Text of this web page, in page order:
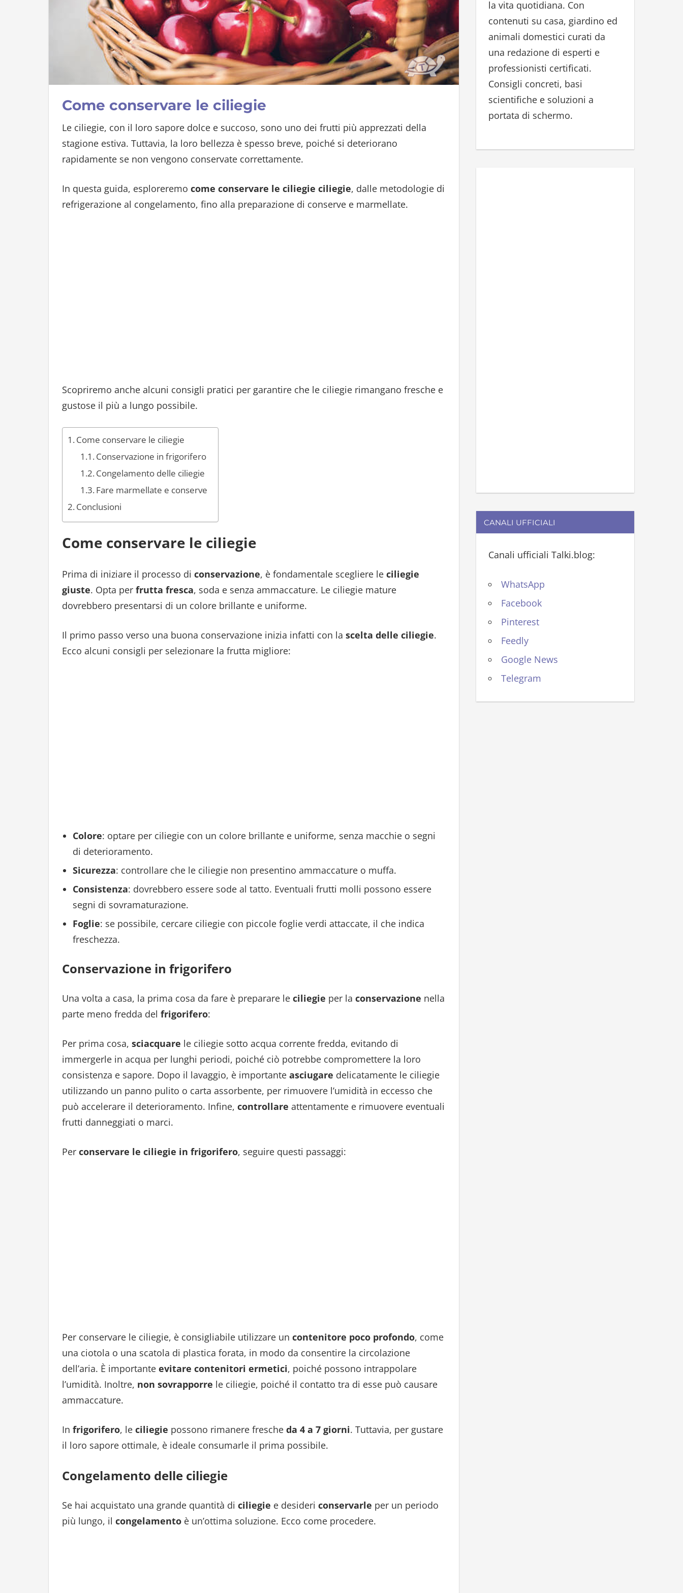
Come conservare le ciliegie
Le ciliegie, con il loro sapore dolce e succoso, sono uno dei frutti più apprezzati della
stagione estiva. Tuttavia, la loro bellezza è spesso breve, poiché si deteriorano
rapidamente se non vengono conservate correttamente.
In questa guida, esploreremo come conservare le ciliegie ciliegie, dalle metodologie di
refrigerazione al congelamento, fino alla preparazione di conserve e marmellate.
Scopriremo anche alcuni consigli pratici per garantire che le ciliegie rimangano fresche e
gustose il più a lungo possibile.
Come conservare le ciliegie
Conservazione in frigorifero
Congelamento delle ciliegie
Fare marmellate e conserve
Conclusioni
Come conservare le ciliegie
Prima di iniziare il processo di conservazione, è fondamentale scegliere le ciliegie
giuste. Opta per frutta fresca, soda e senza ammaccature. Le ciliegie mature
dovrebbero presentarsi di un colore brillante e uniforme.
Il primo passo verso una buona conservazione inizia infatti con la scelta delle ciliegie.
Ecco alcuni consigli per selezionare la frutta migliore:
Colore: optare per ciliegie con un colore brillante e uniforme, senza macchie o segni
di deterioramento.
Sicurezza: controllare che le ciliegie non presentino ammaccature o muffa.
Consistenza: dovrebbero essere sode al tatto. Eventuali frutti molli possono essere
segni di sovramaturazione.
Foglie: se possibile, cercare ciliegie con piccole foglie verdi attaccate, il che indica
freschezza.
Conservazione in frigorifero
Una volta a casa, la prima cosa da fare è preparare le ciliegie per la conservazione nella
parte meno fredda del frigorifero:
Per prima cosa, sciacquare le ciliegie sotto acqua corrente fredda, evitando di
immergerle in acqua per lunghi periodi, poiché ciò potrebbe compromettere la loro
consistenza e sapore. Dopo il lavaggio, è importante asciugare delicatamente le ciliegie
utilizzando un panno pulito o carta assorbente, per rimuovere l’umidità in eccesso che
può accelerare il deterioramento. Infine, controllare attentamente e rimuovere eventuali
frutti danneggiati o marci.
Per conservare le ciliegie in frigorifero, seguire questi passaggi:
Per conservare le ciliegie, è consigliabile utilizzare un contenitore poco profondo, come
una ciotola o una scatola di plastica forata, in modo da consentire la circolazione
dell’aria. È importante evitare contenitori ermetici, poiché possono intrappolare
l’umidità. Inoltre, non sovrapporre le ciliegie, poiché il contatto tra di esse può causare
ammaccature.
In frigorifero, le ciliegie possono rimanere fresche da 4 a 7 giorni. Tuttavia, per gustare
il loro sapore ottimale, è ideale consumarle il prima possibile.
Congelamento delle ciliegie
Se hai acquistato una grande quantità di ciliegie e desideri conservarle per un periodo
più lungo, il congelamentoè un’ottima soluzione. Ecco come procedere.
r
:
la vita quotidiana. Con
contenuti su casa, giardino ed
animali domestici curati da
una redazione di esperti e
professionisti certificati.
Consigli concreti, basi
scientifiche e soluzioni a
portata di schermo.
CANALI UFFICIALI
Canali ufficiali Talki.blog:
WhatsApp
Facebook
Pinterest
Feedly
Google News
Telegram